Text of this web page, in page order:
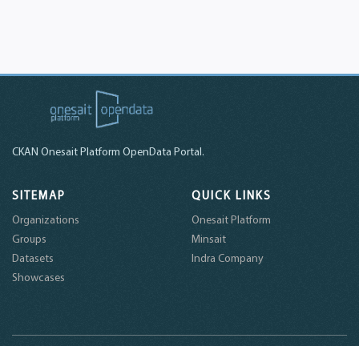
CKAN Onesait Platform OpenData Portal.
SITEMAP
Organizations
Groups
Datasets
Showcases
QUICK LINKS
Onesait Platform
Minsait
Indra Company